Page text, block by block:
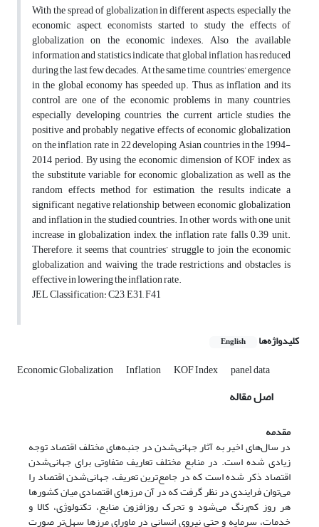
With the spread of globalization in different aspects, especially the
economic aspect, economists started to study the effects of
globalization on the economic indexes. Also, the available
information and statistics indicate that global inflation has reduced
during the last few decades. At the same time, countries’ emergence
in the global economy has speeded up. Thus, as inflation and its
control are one of the economic problems in many countries,
especially developing countries, the current article studies the
positive and probably negative effects of economic globalization
on the inflation rate in 22 developing Asian countries in the 1994-
2014 period. By using the economic dimension of KOF index as
the substitute variable for economic globalization as well as the
random effects method for estimation, the results indicate a
significant negative relationship between economic globalization
and inflation in the studied countries. In other words, with one unit
increase in globalization index, the inflation rate falls 0.39 unit.
Therefore, it seems that countries’ struggle to join the economic
globalization and waiving the trade restrictions and obstacles is
effective in lowering the inflation rate.
JEL Classification: C23, E31, F41
کلیدواژه‌ها English
Economic Globalization Inflation KOF Index panel data
اصل مقاله
مقدمه
در سال‌های اخیر به آثار جهانی‌شدن در جنبه‌های مختلف اقتصاد توجه
زیادی شده است. در منابع مختلف تعاریف متفاوتی برای جهانی‌شدن
اقتصاد ذکر شده است که در جامع‌ترین تعریف، جهانی‌شدن اقتصاد را
می‌توان فرایندی در نظر گرفت که در آن مرزهای اقتصادی میان کشورها
هر روز کم‌رنگ می‌شود و تحرک روز‌افزون منابع، تکنولوژی، کالا و
خدمات، سرمایه و حتی نیروی انسانی در ماورای مرزها سهل‌تر صورت